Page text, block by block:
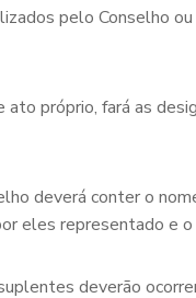
pelo Conselho
próprio, fará as
deverá conter o
eles representado e
deverão